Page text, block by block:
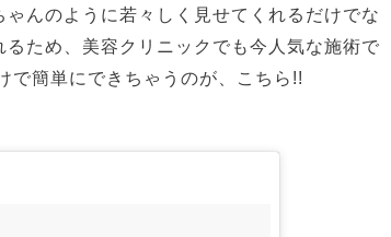
んのように若々しく見せてくれるだけでな
ため、美容クリニックでも今人気な施術で
で簡単にできちゃうのが、こちら!!